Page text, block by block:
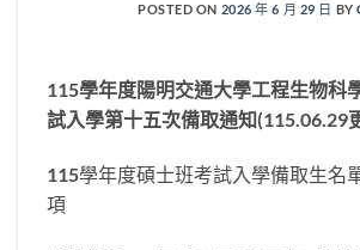
POSTED ON 2026 年 6 月 29 日 BY
115學年度陽明交通大學工程生物科
試入學第十五次備取通知(115.06.29
115學年度碩士班考試入學備取生名
項